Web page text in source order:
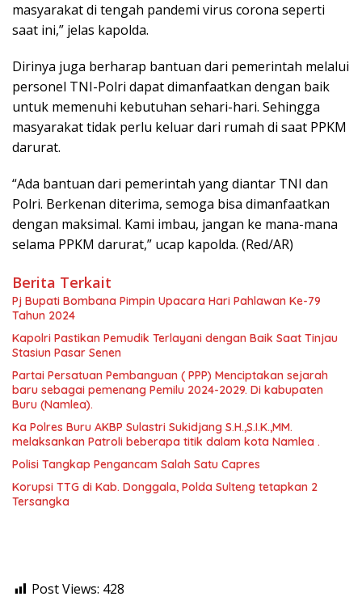
masyarakat di tengah pandemi virus corona seperti
saat ini,” jelas kapolda.
Dirinya juga berharap bantuan dari pemerintah melalui
personel TNI-Polri dapat dimanfaatkan dengan baik
untuk memenuhi kebutuhan sehari-hari. Sehingga
masyarakat tidak perlu keluar dari rumah di saat PPKM
darurat.
“Ada bantuan dari pemerintah yang diantar TNI dan
Polri. Berkenan diterima, semoga bisa dimanfaatkan
dengan maksimal. Kami imbau, jangan ke mana-mana
selama PPKM darurat,” ucap kapolda. (Red/AR)
Berita Terkait
Pj Bupati Bombana Pimpin Upacara Hari Pahlawan Ke-79
Tahun 2024
Kapolri Pastikan Pemudik Terlayani dengan Baik Saat Tinjau
Stasiun Pasar Senen
Partai Persatuan Pembanguan ( PPP) Menciptakan sejarah
baru sebagai pemenang Pemilu 2024-2029. Di kabupaten
Buru (Namlea).
Ka Polres Buru AKBP Sulastri Sukidjang S.H.,S.I.K.,MM.
melaksankan Patroli beberapa titik dalam kota Namlea .
Polisi Tangkap Pengancam Salah Satu Capres
Korupsi TTG di Kab. Donggala, Polda Sulteng tetapkan 2
Tersangka
Post Views: 428